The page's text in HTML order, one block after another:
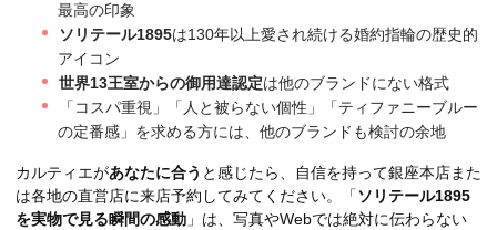
最高の印象
ソリテール1895は130年以上愛され続ける婚約指輪の歴史的
アイコン
世界13王室からの御用達認定は他のブランドにない格式
「コスパ重視」「人と被らない個性」「ティファニーブルー
の定番感」を求める方には、他のブランドも検討の余地
カルティエがあなたに合う と感じたら、自信を持って銀座本店また
は各地の直営店に来店予約してみてください。「 ソリテール1895
を実物で見る瞬間の感動 」は、写真やWebでは絶対に伝わらない